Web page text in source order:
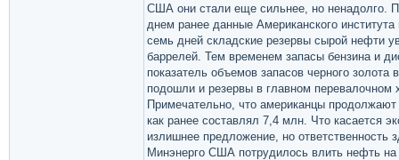
США они стали еще сильнее, но ненадолго.
днем ранее данные Американского
семь дней складские резервы сырой нефти
баррелей. Тем временем запасы бензина и
показатель объемов запасов черного
подошли и резервы в главном перевалочном
Примечательно, что американцы
как ранее составлял 7,4 млн. Что касается
излишнее предложение, но ответственность
Минэнерго США потрудилось влить нефть на